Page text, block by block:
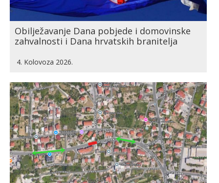
Obilježavanje Dana pobjede i domovinske
zahvalnosti i Dana hrvatskih branitelja
4. Kolovoza 2026.